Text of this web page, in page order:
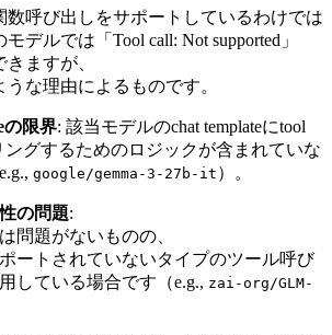
数呼び出しをサポートしているわけでは
デルでは「Tool call: Not supported」
ますが、
な理由によるものです。
の限界: 該当モデルのchat templateにtool
ングするためのロジックが含まれていな
google/gemma-3-27b-it ）。
の問題:
問題がないものの、
ートされていないタイプのツール呼び
している場合です（e.g., zai-org/GLM-